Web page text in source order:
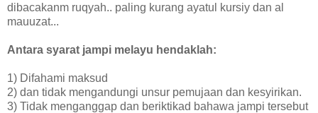
dibacakanm ruqyah.. paling kurang ayatul kursiy dan al
mauuzat...
Antara syarat jampi melayu hendaklah:
1) Difahami maksud
2) dan tidak mengandungi unsur pemujaan dan kesyirikan.
3) Tidak menganggap dan beriktikad bahawa jampi tersebut